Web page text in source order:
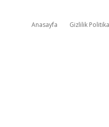
Anasayfa Gizlilik